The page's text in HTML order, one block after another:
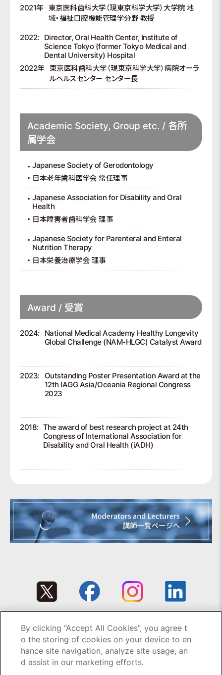
2022:
Director, Oral Health Center, Institute of
Science Tokyo (former Tokyo Medical and
Dental University) Hospital
2021年
東京医科歯科大学（現東京科学大学）大学院 地
域・福祉口腔機能管理学分野 教授
2022年
東京医科歯科大学（現東京科学大学）病院オーラ
ルヘルスセンター センター長
Academic Society, Group etc. / 各所
属学会
Japanese Society of Gerodontology
Japanese Association for Disability and Oral
Health
Japanese Society for Parenteral and Enteral
Nutrition Therapy
日本老年歯科医学会 常任理事
日本障害者歯科学会 理事
日本栄養治療学会 理事
Award / 受賞
2024:
National Medical Academy Healthy Longevity
Global Challenge (NAM-HLGC) Catalyst Award
2023:
Outstanding Poster Presentation Award at the
12th IAGG Asia/Oceania Regional Congress
2023
2018:
The award of best research project at 24th
Congress of International Association for
Disability and Oral Health (iADH)
Copyright © 1995-2026 GC All rights reserved.
By clicking “Accept All Cookies”, you agree t
o the storing of cookies on your device to en
hance site navigation, analyze site usage, an
d assist in our marketing efforts.